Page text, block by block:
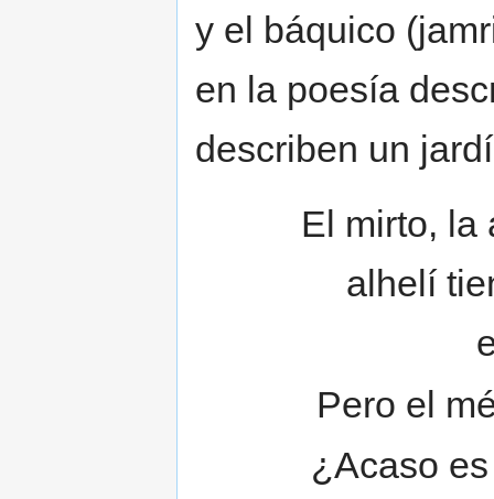
y el báquico
en la poesía
describen un
El mirto, la
alhelí
Pero el
¿Acaso